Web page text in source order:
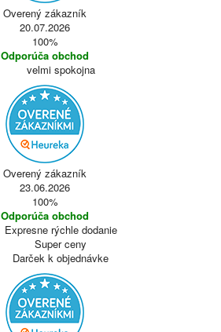
Overený zákazník
20.07.2026
100%
Odporúča obchod
velmi spokojna
Overený zákazník
23.06.2026
100%
Odporúča obchod
Expresne rýchle dodanie
Super ceny
Darček k objednávke